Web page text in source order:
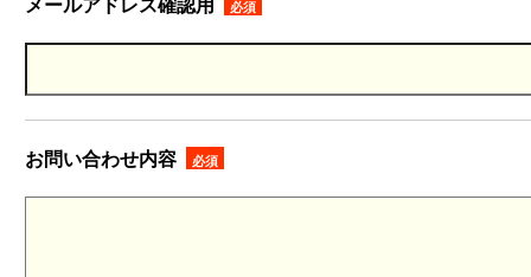
必須
お問い合わせ内容 必須